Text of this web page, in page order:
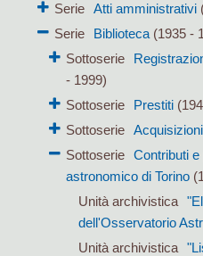
Serie Atti amministrativi
Serie
Biblioteca(1935 -
Sottoserie
- 1999)
Sottoserie
Prestiti
Sottoserie
Acquisizioni
Sottoserie
Contributi
astronomico di Torino
Unità archivistica
dell'Osservatorio
Unità archivistica